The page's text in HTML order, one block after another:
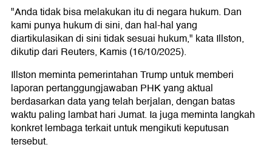
"Anda tidak bisa melakukan itu di negara hukum. Dan
kami punya hukum di sini, dan hal-hal yang
diartikulasikan di sini tidak sesuai hukum," kata Illston,
dikutip dari Reuters, Kamis (16/10/2025).
Illston meminta pemerintahan Trump untuk memberi
laporan pertanggungjawaban PHK yang aktual
berdasarkan data yang telah berjalan, dengan batas
waktu paling lambat hari Jumat. Ia juga meminta langkah
konkret lembaga terkait untuk mengikuti keputusan
tersebut.